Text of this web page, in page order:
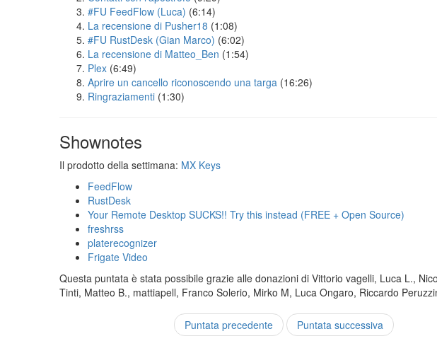
#FU FeedFlow (Luca) (6:14)
La recensione di Pusher18 (1:08)
#FU RustDesk (Gian Marco) (6:02)
La recensione di Matteo_Ben (1:54)
Plex (6:49)
Aprire un cancello riconoscendo una targa (16:26)
Ringraziamenti (1:30)
Shownotes
Il prodotto della settimana: MX Keys
FeedFlow
RustDesk
Your Remote Desktop SUCKS!! Try this instead (FREE + Open Source)
freshrss
platerecognizer
Frigate Video
Questa puntata è stata possibile grazie alle donazioni di Vittorio vagelli, Luca L.,
Tinti, Matteo B., mattiapell, Franco Solerio, Mirko M, Luca Ongaro, Riccardo
Puntata precedente Puntata successiva